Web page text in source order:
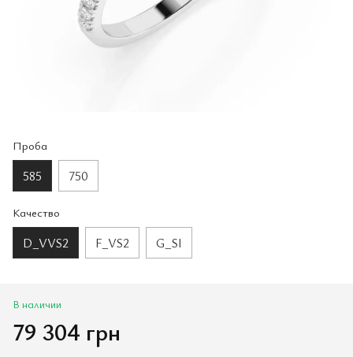
Проба
585 750
Качество
D_VVS2 F_VS2 G_SI
В наличии
79 304 грн